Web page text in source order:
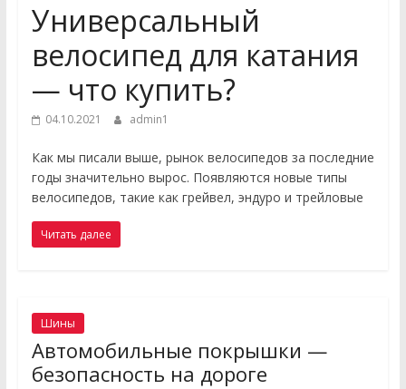
Универсальный
велосипед для катания
— что купить?
04.10.2021 admin1
Как мы писали выше, рынок велосипедов за последние
годы значительно вырос. Появляются новые типы
велосипедов, такие как грейвел, эндуро и трейловые
Читать далее
Шины
Автомобильные покрышки —
безопасность на дороге